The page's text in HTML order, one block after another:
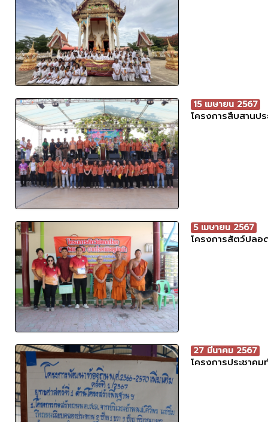
15 เมษายน 2567
โครงการสืบสานป
5 เมษายน 2567
โครงการสัตว์ปลอ
27 มีนาคม 2567
โครงการประชา